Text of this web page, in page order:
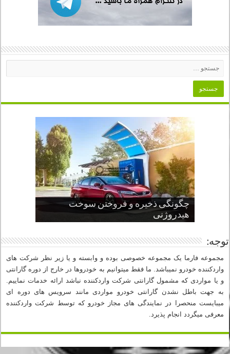
چگونگی ذخیره و فروختن سوخت
هیدروژنی
قدرتمندترین ماسل کارها یا خودروهای
عضلانی امریکایی
چرا نمک باعث خوردگی خودرو می شود؟
پنج کابین جذاب سال های اخیر صنعت
خودروسازی
از صفر تا صد طراحی خودرو قسمت
سوم
توجه:
مجموعه فارما یک مجموعه خصوصی بوده و وابسته و یا زیر نظر شرکت های
واردکننده خودرو نمیباشد. ما فقط میتوانیم به خودروها در خارج از دوره گارانتی
و یا مواردی که مشمول گارانتی شرکت واردکننده نباشد ارائه خدمات نماییم.
به جهت باطل نشدن گارانتی خودرو مواردی مانند سرویس های دوره ای
میبایست منحصرا در نمایندگی های مجاز خودرو که توسط شرکت واردکننده
معرفی میگردد انجام پذیرد.